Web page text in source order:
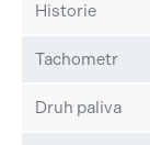
Historie
Tachometr
Druh paliva